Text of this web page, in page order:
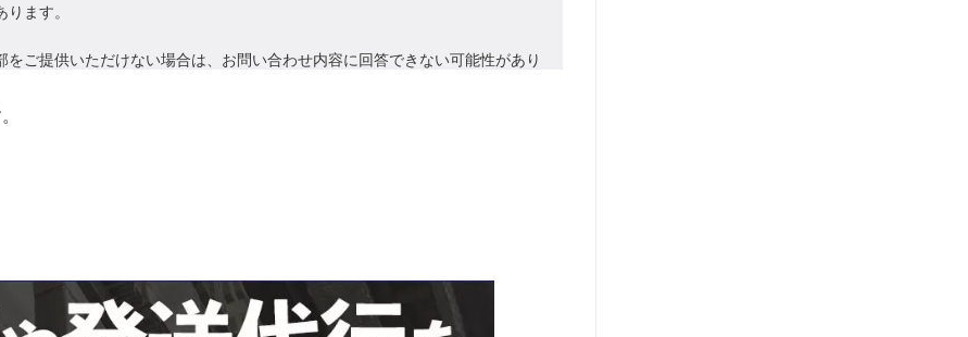
ます。
ご提供いただけない場合は、お問い合わせ内容に回答できない可能性があり
る利用目的の通知、開示、内容の訂正・追加または削除、利用停止、消去お
。